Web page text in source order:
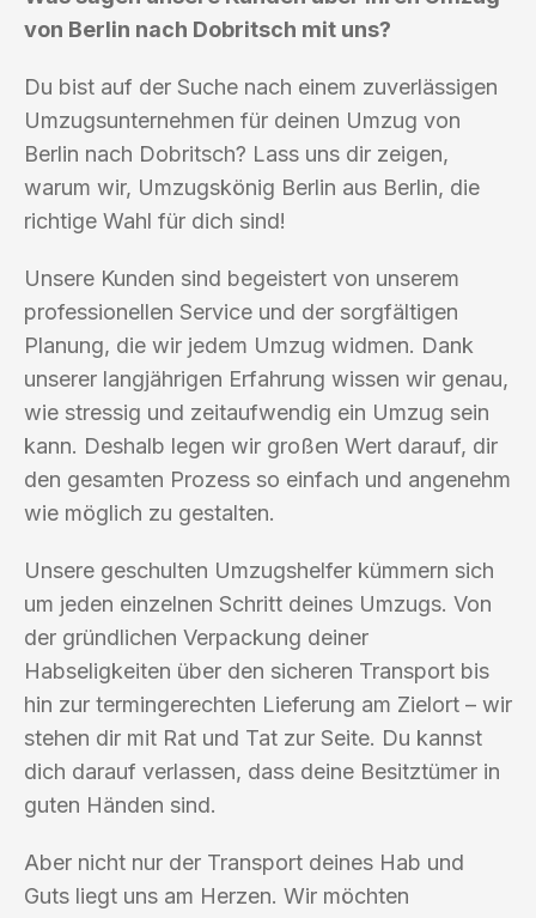
von Berlin nach Dobritsch mit uns?
Du bist auf der Suche nach einem zuverlässigen
Umzugsunternehmen für deinen Umzug von
Berlin nach Dobritsch? Lass uns dir zeigen,
warum wir, Umzugskönig Berlin aus Berlin, die
richtige Wahl für dich sind!
Unsere Kunden sind begeistert von unserem
professionellen Service und der sorgfältigen
Planung, die wir jedem Umzug widmen. Dank
unserer langjährigen Erfahrung wissen wir genau,
wie stressig und zeitaufwendig ein Umzug sein
kann. Deshalb legen wir großen Wert darauf, dir
den gesamten Prozess so einfach und angenehm
wie möglich zu gestalten.
Unsere geschulten Umzugshelfer kümmern sich
um jeden einzelnen Schritt deines Umzugs. Von
der gründlichen Verpackung deiner
Habseligkeiten über den sicheren Transport bis
hin zur termingerechten Lieferung am Zielort – wir
stehen dir mit Rat und Tat zur Seite. Du kannst
dich darauf verlassen, dass deine Besitztümer in
guten Händen sind.
Aber nicht nur der Transport deines Hab und
Guts liegt uns am Herzen. Wir möchten